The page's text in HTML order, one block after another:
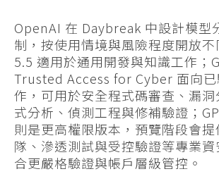
OpenAI 在 Daybreak 中設計模型
制，按使用情境與風險程度開放不
5.5 適用於通用開發與知識工作；
Trusted Access for Cyber 面向已
作，可用於安全程式碼審查、漏
式分析、偵測工程與修補驗證；
則是更高權限版本，預覽階段會
隊、滲透測試與受控驗證等專業
合更嚴格驗證與帳戶層級管控。